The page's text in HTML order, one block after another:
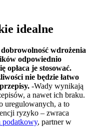
idealne
wdrożenia
odpowiednio
opłaca je stosować.
nie będzie łatwo
-Wady wynikają
a nawet ich braku.
uregulowanych, a to
ryzyko – zwraca
podatkowy, partner w